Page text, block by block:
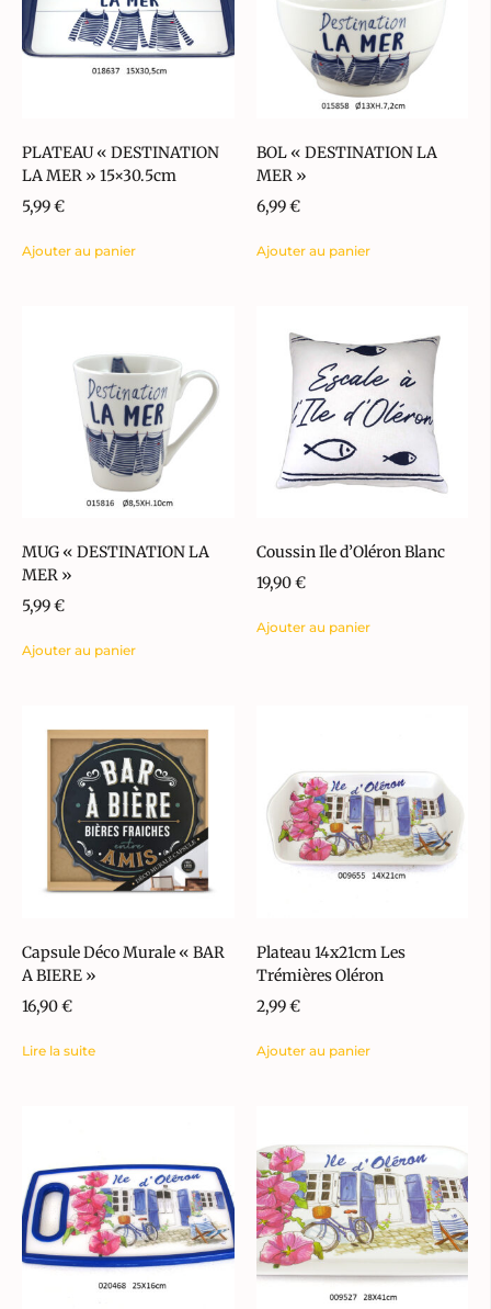
PLATEAU « DESTINATION
LA MER » 15×30.5cm
5,99€
Ajouter au panier
BOL « DESTINATION LA
MER »
6,99€
Ajouter au panier
MUG « DESTINATION LA
MER »
5,99€
Ajouter au panier
Coussin Ile d’Oléron Blanc
19,90€
Ajouter au panier
Capsule Déco Murale « BAR
A BIERE »
16,90€
Lire la suite
Plateau 14x21cm Les
Trémières Oléron
2,99€
Ajouter au panier